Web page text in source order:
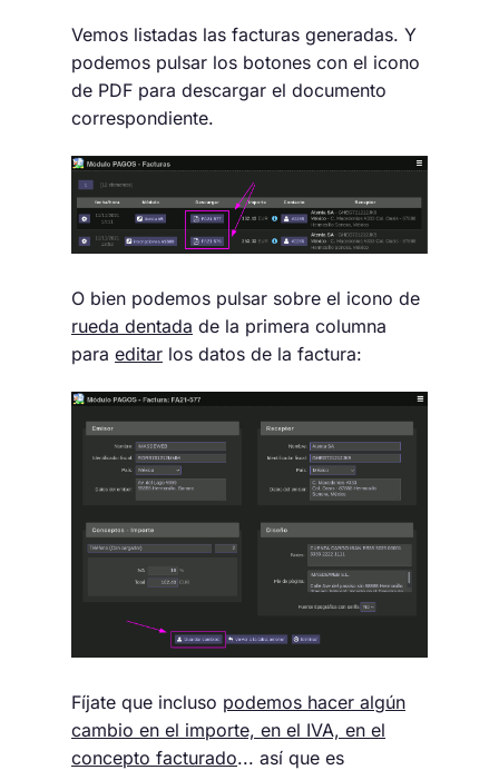
Vemos listadas las facturas generadas. Y
podemos pulsar los botones con el icono
de PDF para descargar el documento
correspondiente.
O bien podemos pulsar sobre el icono de
rueda dentada de la primera columna
para editar los datos de la factura:
Fíjate que incluso podemos hacer algún
cambio en el importe, en el IVA, en el
concepto facturado... así que es